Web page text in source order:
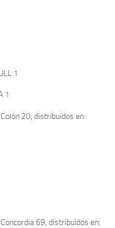
1
1
20, distribuidos en:
69, distribuidos en: